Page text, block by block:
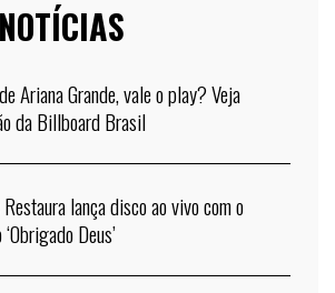
Ariana Grande, vale o play? Veja
da Billboard Brasil
lança disco ao vivo com o
Deus’